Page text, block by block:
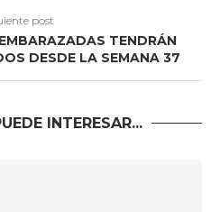
post
TENDRÁN
DESDE LA SEMANA 37
INTERESAR...